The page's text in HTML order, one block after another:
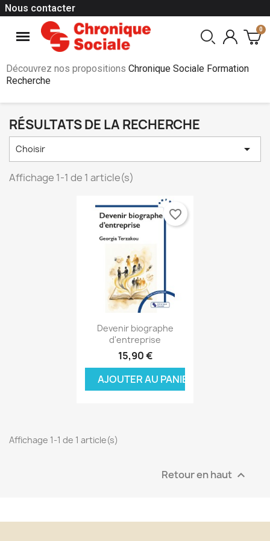
Nous contacter
Découvrez nos propositions Chronique Sociale Formation
Recherche
RÉSULTATS DE LA RECHERCHE
Choisir 
Affichage 1-1 de 1 article(s)
Aperçu rapide
Devenir biographe
d'entreprise
15,90 €
AJOUTER AU PANIER
favorite_border
Affichage 1-1 de 1 article(s)
Retour en haut 